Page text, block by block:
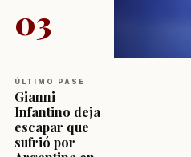
03
ÚLTIMO PASE
Gianni
Infantino deja
escapar que
sufrió por